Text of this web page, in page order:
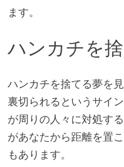
ます。
ハンカチを
ハンカチを捨てる夢を
裏切られるというサイ
が周りの人々に対処す
があなたから距離を置
もあります。